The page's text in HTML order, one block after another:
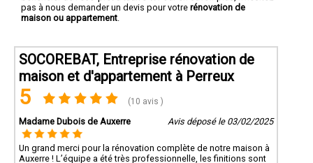
pas à nous demander un devis pour votre rénovation de
maison ou appartement
SOCOREBAT, Entreprise rénovation de
maison et d'appartement à Perreux
5 (10 avis )
Madame Dubois de Auxerre Avis déposé le 03/02/2025
Un grand merci pour la rénovation complète de notre maison à
Auxerre ! L’équipe a été très professionnelle, les finitions sont